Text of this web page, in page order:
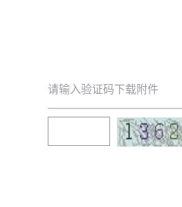
请输入验证码下载附件